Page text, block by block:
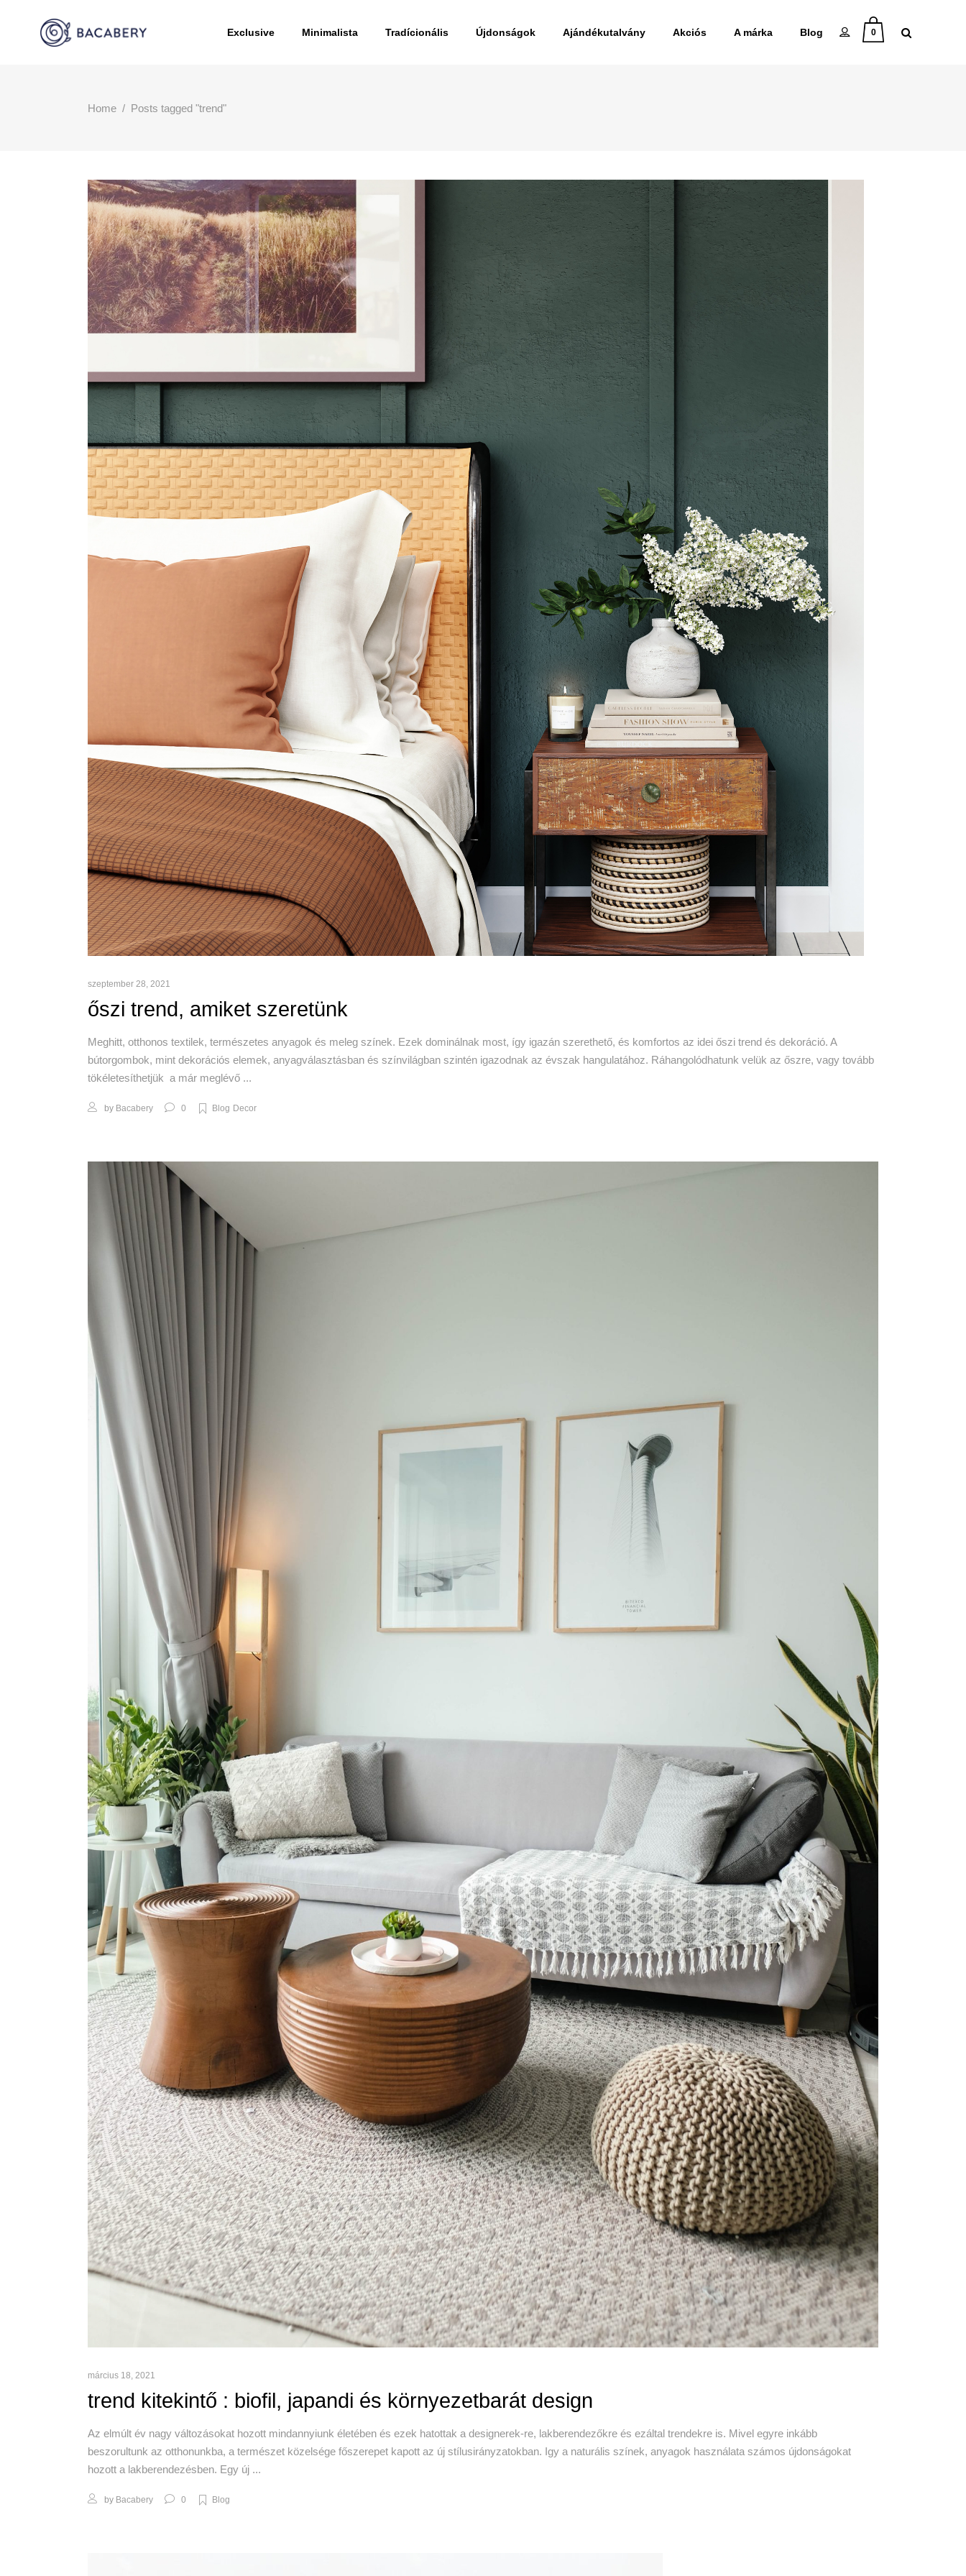
Exclusive Minimalista Tradícionális Újdonságok Ajándékutalvány Akciós A márka Blog 0
Home / Posts tagged "trend"
szeptember 28, 2021
őszi trend, amiket szeretünk
Meghitt, otthonos textilek, természetes anyagok és meleg színek. Ezek dominálnak most, így igazán szerethető, és komfortos az idei őszi trend és dekoráció. A
bútorgombok, mint dekorációs elemek, anyagválasztásban és színvilágban szintén igazodnak az évszak hangulatához. Ráhangolódhatunk velük az őszre, vagy tovább
tökéletesíthetjük a már meglévő
by Bacabery 0 Blog Decor
március 18, 2021
trend kitekintő : biofil, japandi és környezetbarát design
Az elmúlt év nagy változásokat hozott mindannyiunk életében és ezek hatottak a designerek-re, lakberendezőkre és ezáltal trendekre is. Mivel egyre inkább
beszorultunk az otthonunkba, a természet közelsége főszerepet kapott az új stílusirányzatokban. Igy a naturális színek, anyagok használata számos újdonságokat
hozott a lakberendezésben. Egy új
by Bacabery 0 Blog